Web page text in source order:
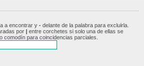
a encontrar y - delante de la palabra para excluirla.
por | entre corchetes si solo una de ellas se
comodín para coincidencias parciales.